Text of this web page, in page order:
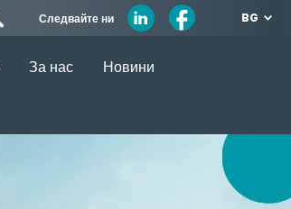
Следвайте ни BG
За нас
Новини